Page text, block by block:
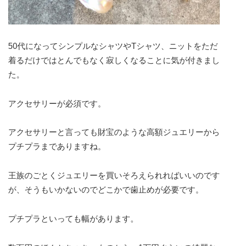
50代になってシンプルなシャツやTシャツ、ニットをただ
着るだけではとんでもなく寂しくなることに気が付きまし
た。
アクセサリーが必須です。
アクセサリーと言っても財宝のような高額ジュエリーから
プチプラまでありますね。
王族のごとくジュエリーを買いそろえられればいいのです
が、そうもいかないのでどこかで歯止めが必要です。
プチプラといっても幅があります。